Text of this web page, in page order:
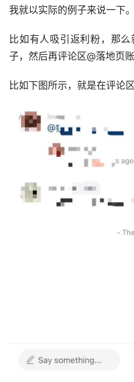
我就以实际的例子来说一下。
比如有人吸引返利粉，那
子，然后再评论区@落地页账
比如下图所示，就是在评论